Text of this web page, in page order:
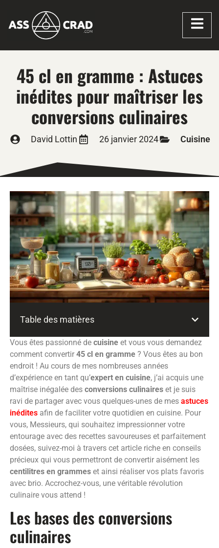
45 cl en gramme : Astuces
inédites pour maîtriser les
conversions culinaires
David Lottin 26 janvier 2024 Cuisine
Table des matières
Vous êtes passionné de cuisine et vous vous demandez
comment convertir 45 cl en gramme ? Vous êtes au bon
endroit ! Au cours de mes nombreuses années
d’expérience en tant qu’expert en cuisine, j’ai acquis une
maîtrise inégalée des conversions culinaires et je suis
ravi de partager avec vous quelques-unes de mes astuces
inédites afin de faciliter votre quotidien en cuisine. Pour
vous, Messieurs, qui souhaitez impressionner votre
entourage avec des recettes savoureuses et parfaitement
dosées, suivez-moi à travers cet article riche en conseils
précieux qui vous permettront de convertir aisément les
centilitres en grammes et ainsi réaliser vos plats favoris
avec brio. Accrochez-vous, une véritable révolution
culinaire vous attend !
Les bases des conversions
culinaires